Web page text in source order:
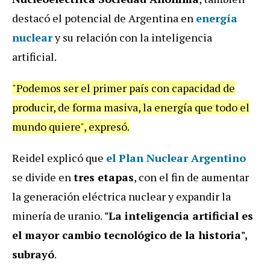
destacó el potencial de Argentina en energía
nucleary su relación con la inteligencia
artificial.
"Podemos ser el primer país con capacidad de
producir, de forma masiva, la energía que todo el
mundo quiere", expresó.
Reidel explicó que el Plan Nuclear Argentino
se divide entres etapas, con el fin de aumentar
la generación eléctrica nuclear y expandir la
minería de uranio. "La inteligencia artificial es
el mayor cambio tecnológico de la historia",
subrayó.